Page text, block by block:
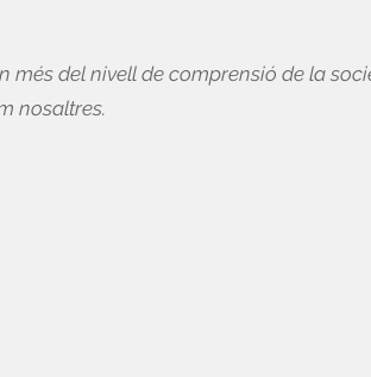
més del nivell de comprensió de la
nosaltres.